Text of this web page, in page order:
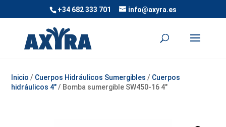
+34 682 333 701 info@axyra.es
Inicio / Cuerpos Hidráulicos Sumergibles / Cuerpos
hidráulicos 4"/ Bomba sumergible SW450-16 4″